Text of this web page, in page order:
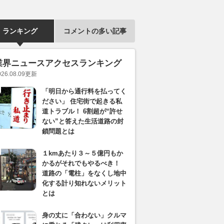
ランキング コメントの多い記事
界ニュースアクセスランキング
更新
「明日から通行料を払ってく
ださい」 住宅街で起きる私
道トラブル！ 6割超が“許せ
ない”と答えた生活道路の封
鎖問題とは
１kmあたり３～５億円もか
かるがそれでもやるべき！
道路の「電柱」をなくし地中
化する計り知れないメリット
とは
身の丈に「合わない」クルマ